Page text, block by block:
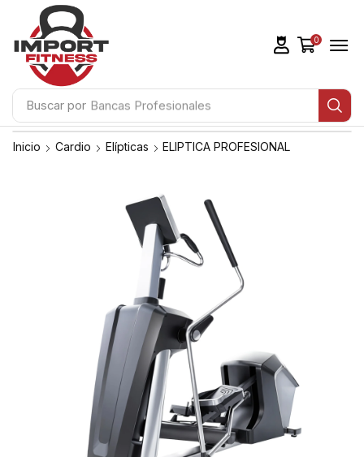
Buscar por Bancas Profesionales
0
Inicio Cardio Elípticas ELIPTICA PROFESIONAL